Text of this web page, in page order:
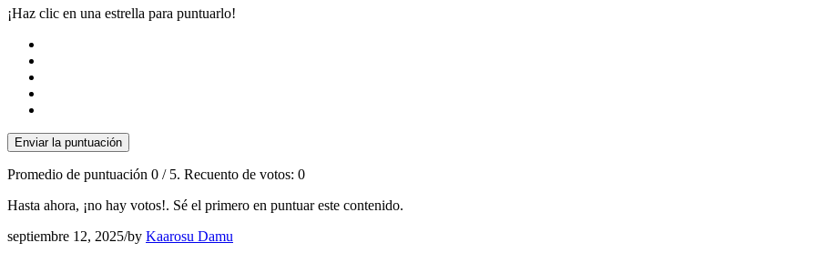
¡Haz clic en una estrella para puntuarlo!
Enviar la puntuación
Promedio de puntuación 0 / 5. Recuento de votos: 0
Hasta ahora, ¡no hay votos!. Sé el primero en puntuar este contenido.
septiembre 12, 2025/by Kaarosu Damu